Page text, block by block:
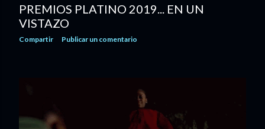
PREMIOS PLATINO 2019... EN UN
VISTAZO
Compartir Publicar un comentario